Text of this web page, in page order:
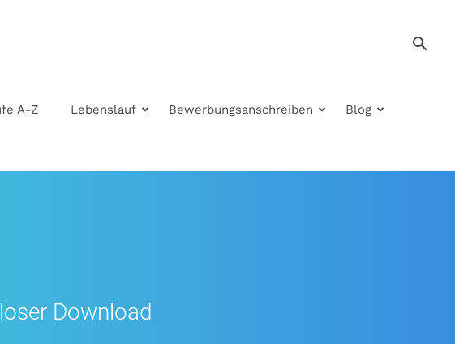
A-Z Lebenslauf Bewerbungsanschreiben Blog
Download